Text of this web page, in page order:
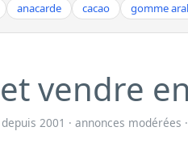
anacarde cacao gomme
vendre
2001 · annonces